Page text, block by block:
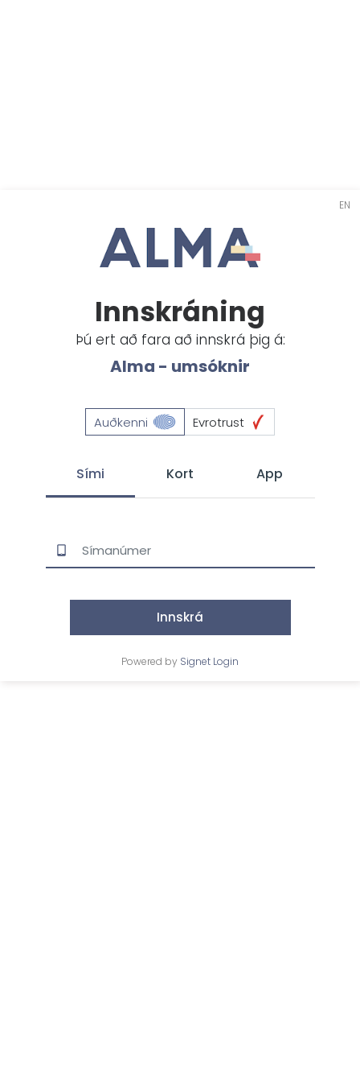
Innskráning
Þú ert að fara að innskrá þig á:
Alma - umsóknir
Auðkenni Evrotrust
Sími Kort App
Innskrá
Powered by Signet Login
EN